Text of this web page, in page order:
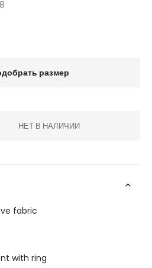
размер
НЕТ В НАЛИЧИИ
fabric
with ring